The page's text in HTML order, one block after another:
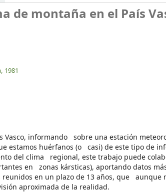
de montaña en el País
1981
Vasco, informando sobre una estación
estamos huérfanos (o casi) de este tipo de
del clima regional, este trabajo puede
en zonas kársticas), aportando datos
en un plazo de 13 años, que aunque
aproximada de la realidad.